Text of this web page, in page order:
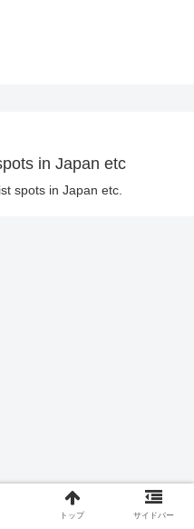
in Japan etc
spots in Japan etc.
トップ サイドバー